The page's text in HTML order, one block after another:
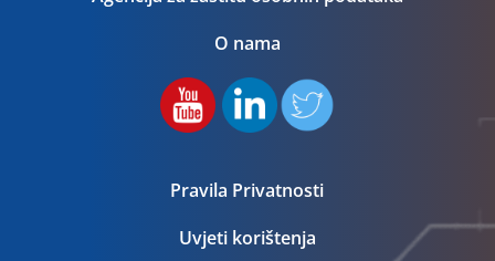
O nama
Pravila Privatnosti
Uvjeti korištenja